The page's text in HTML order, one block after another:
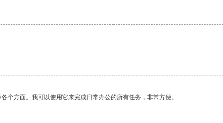
个方面。我可以使用它来完成日常办公的所有任务，非常方便。